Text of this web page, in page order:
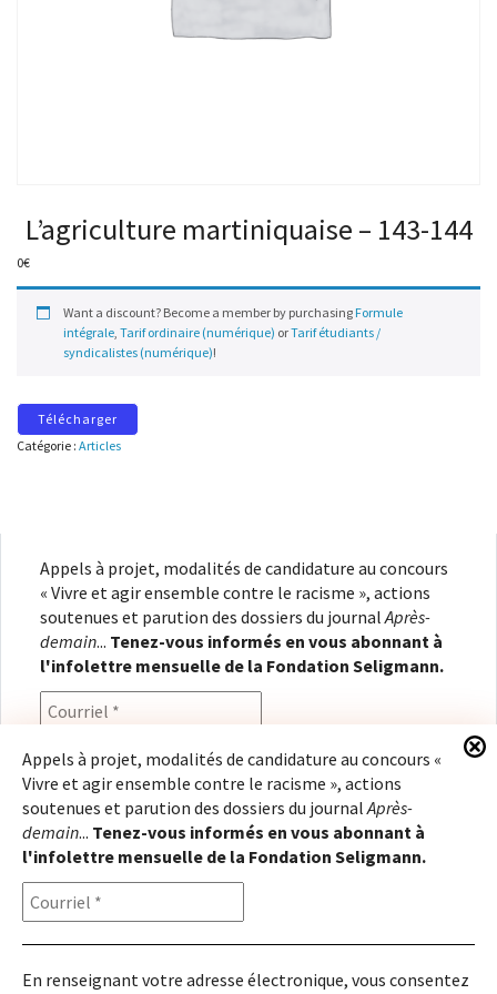
L’agriculture martiniquaise – 143-144
0€
Want a discount? Become a member by purchasing Formule
intégrale, Tarif ordinaire (numérique) orTarif étudiants /
syndicalistes (numérique)!
Télécharger
Catégorie : Articles
Appels à projet, modalités de candidature au concours
« Vivre et agir ensemble contre le racisme », actions
soutenues et parution des dossiers du journal Après-
demain... Tenez-vous informés en vous abonnant à
l'infolettre mensuelle de la Fondation Seligmann.
En renseignant votre adresse électronique, vous
consentez à recevoir l'infolettre de la Fondation
Seligmann, conformément à notrepolitique de
confidentialité. Il vous sera possible de vous
désabonner à tout moment.
Appels à projet, modalités de candidature au concours «
Vivre et agir ensemble contre le racisme », actions
soutenues et parution des dossiers du journalAprès-
demain... Tenez-vous informés en vous abonnant à
l'infolettre mensuelle de la Fondation Seligmann.
En renseignant votre adresse électronique, vous consentez